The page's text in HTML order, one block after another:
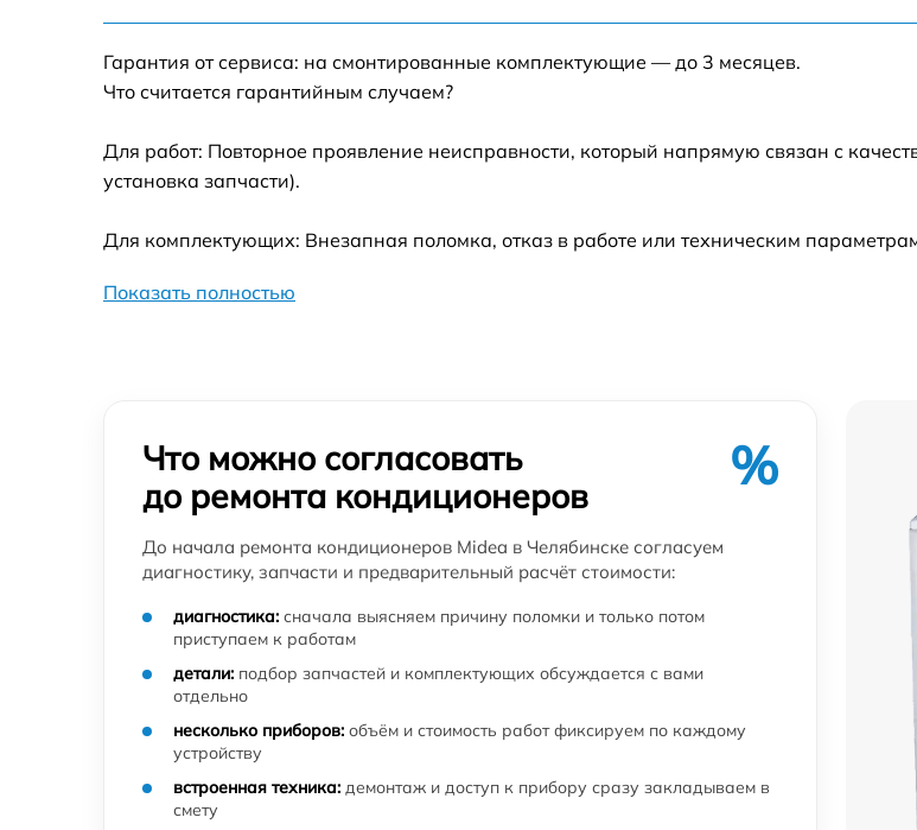
Гарантия от сервиса: на смонтированные комплектующие — до 3 месяцев.
Что считается гарантийным случаем?
Для работ: Повторное проявление неисправности, который напрямую связан с
установка запчасти).
Для комплектующих: Внезапная поломка, отказ в работе или техническим
Показать полностью
Что можно согласовать
до ремонта кондиционеров
%
До начала ремонта кондиционеров Midea в Челябинске согласуем
диагностику, запчасти и предварительный расчёт стоимости:
диагностика: сначала выясняем причину поломки и только потом
приступаем к работам
детали: подбор запчастей и комплектующих обсуждается с вами
отдельно
несколько приборов: объём и стоимость работ фиксируем по каждому
устройству
встроенная техника: демонтаж и доступ к прибору сразу закладываем в
смету